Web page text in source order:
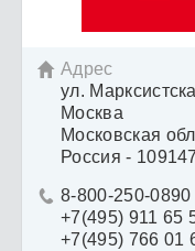
 Адрес
ул.
Москва
Московская
Россия - 109147
 8-800-250-0890
+7(495) 911 65
+7(495) 766 01